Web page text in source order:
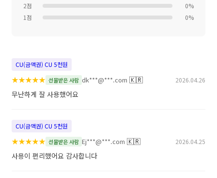
2점
0%
1점
0%
CU(금액권) CU 5천원
★★★★★ 선물받은 사람 dk***@***.com 🇰🇷 2026.04.26
무난하게 잘 사용했어요
CU(금액권) CU 5천원
★★★★★ 선물받은 사람 Ej***@***.com 🇰🇷 2026.04.25
사용이 편리했어요 감사합니다